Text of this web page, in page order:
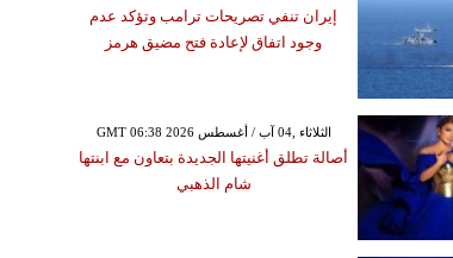
إيران تنفي تصريحات ترامب وتؤكد عدم
وجود اتفاق لإعادة فتح مضيق هرمز
GMT 06:38 2026 الثلاثاء ,04 آب / أغسطس
أصالة تطلق أغنيتها الجديدة بتعاون مع ابنتها
شام الذهبي